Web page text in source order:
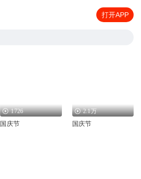
打开APP
1726
国庆节
2.1万
国庆节